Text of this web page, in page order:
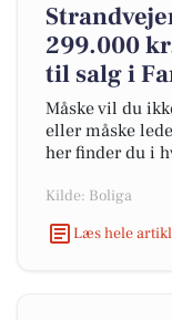
299.000
til salg i
Måske vil du
eller måske
her finder du i
Kilde: Boliga
Læs hele